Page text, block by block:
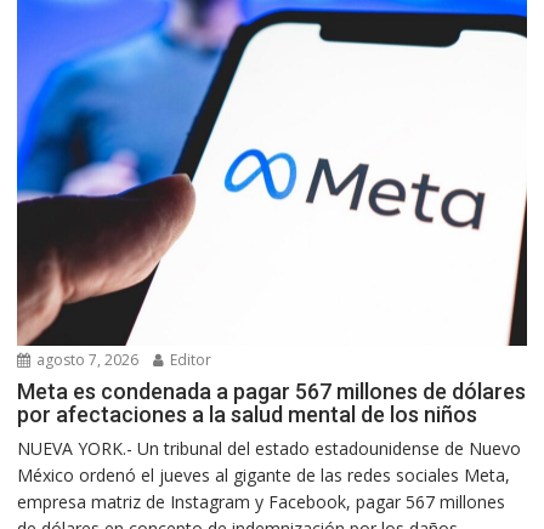
agosto 7, 2026 Editor
Meta es condenada a pagar 567 millones de dólares
por afectaciones a la salud mental de los niños
NUEVA YORK.- Un tribunal del estado estadounidense de Nuevo
México ordenó el jueves al gigante de las redes sociales Meta,
empresa matriz de Instagram y Facebook, pagar 567 millones